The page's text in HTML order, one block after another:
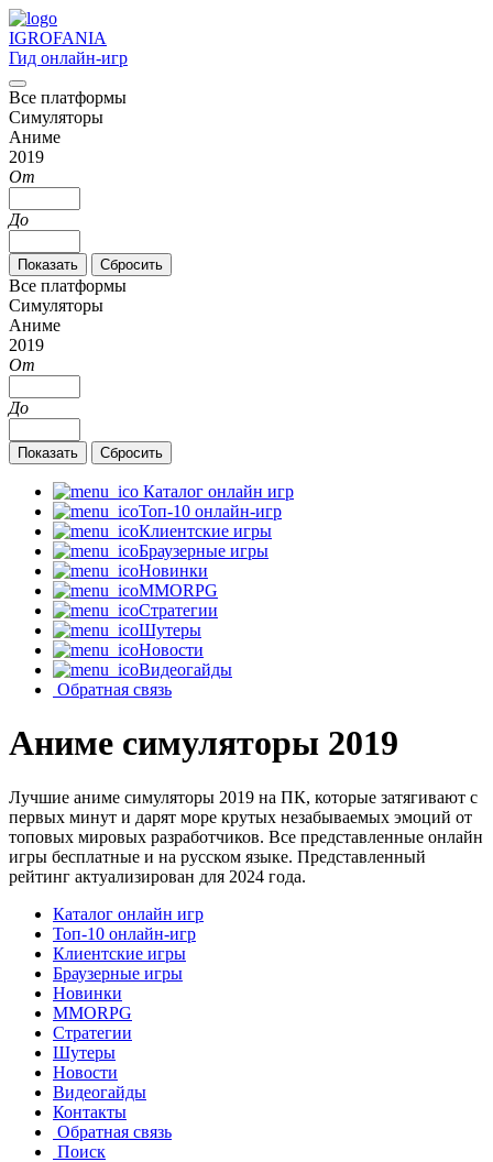
IGROFANIA
Гид онлайн-игр
Все платформы
Симуляторы
Аниме
2019
От
До
Все платформы
Симуляторы
Аниме
2019
От
До
Каталог онлайн игр
Топ-10 онлайн-игр
Клиентские игры
Браузерные игры
Новинки
MMORPG
Стратегии
Шутеры
Новости
Видеогайды
Обратная связь
Аниме симуляторы 2019
Лучшие аниме симуляторы 2019 на ПК, которые затягивают с
первых минут и дарят море крутых незабываемых эмоций от
топовых мировых разработчиков. Все представленные онлайн
игры бесплатные и на русском языке. Представленный
рейтинг актуализирован для 2024 года.
Каталог онлайн игр
Топ-10 онлайн-игр
Клиентские игры
Браузерные игры
Новинки
MMORPG
Стратегии
Шутеры
Новости
Видеогайды
Контакты
Обратная связь
Поиск